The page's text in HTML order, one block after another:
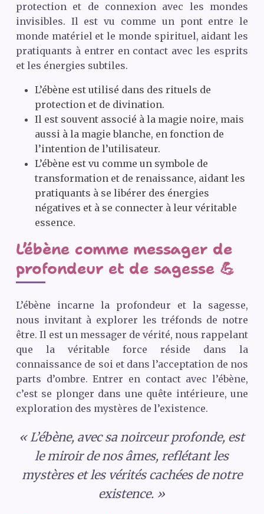
protection et de connexion avec les mondes
invisibles. Il est vu comme un pont entre le
monde matériel et le monde spirituel, aidant les
pratiquants à entrer en contact avec les esprits
et les énergies subtiles.
L’ébène est utilisé dans des rituels de
protection et de divination.
Il est souvent associé à la magie noire, mais
aussi à la magie blanche, en fonction de
l’intention de l’utilisateur.
L’ébène est vu comme un symbole de
transformation et de renaissance, aidant les
pratiquants à se libérer des énergies
négatives et à se connecter à leur véritable
essence.
L’ébène comme messager de
profondeur et de sagesse 💪
L’ébène incarne la profondeur et la sagesse,
nous invitant à explorer les tréfonds de notre
être. Il est un messager de vérité, nous rappelant
que la véritable force réside dans la
connaissance de soi et dans l’acceptation de nos
parts d’ombre. Entrer en contact avec l’ébène,
c’est se plonger dans une quête intérieure, une
exploration des mystères de l’existence.
« L’ébène, avec sa noirceur profonde, est
le miroir de nos âmes, reflétant les
mystères et les vérités cachées de notre
existence. »